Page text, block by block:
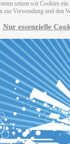
setzen wir Cookies
zur Verwendung und den
Nur essenzielle